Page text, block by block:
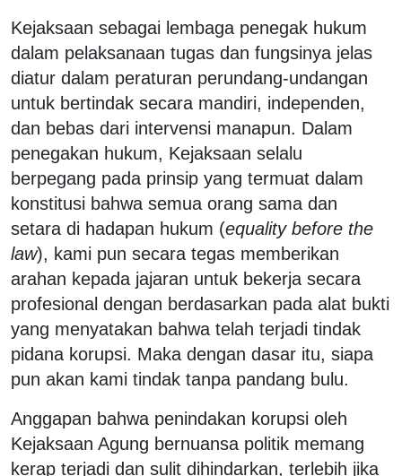
Kejaksaan sebagai lembaga penegak hukum
dalam pelaksanaan tugas dan fungsinya jelas
diatur dalam peraturan perundang-undangan
untuk bertindak secara mandiri, independen,
dan bebas dari intervensi manapun. Dalam
penegakan hukum, Kejaksaan selalu
berpegang pada prinsip yang termuat dalam
konstitusi bahwa semua orang sama dan
setara di hadapan hukum (equality before the
law), kami pun secara tegas memberikan
arahan kepada jajaran untuk bekerja secara
profesional dengan berdasarkan pada alat bukti
yang menyatakan bahwa telah terjadi tindak
pidana korupsi. Maka dengan dasar itu, siapa
pun akan kami tindak tanpa pandang bulu.
Anggapan bahwa penindakan korupsi oleh
Kejaksaan Agung bernuansa politik memang
kerap terjadi dan sulit dihindarkan, terlebih jika